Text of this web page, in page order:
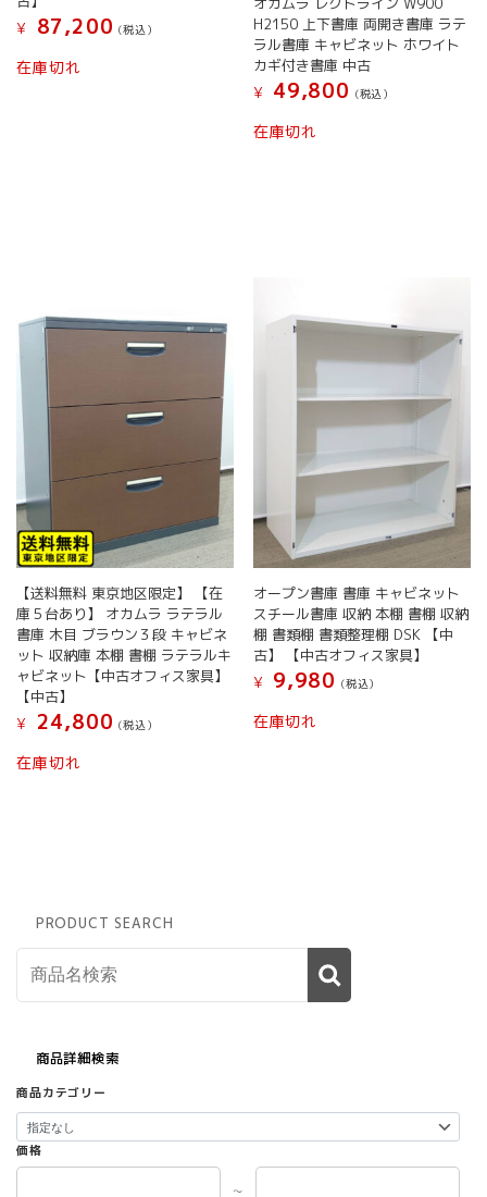
¥
87,200 (税込）
在庫切れ
H2150 上下書庫 両開き書庫 ラテ
ラル書庫 キャビネット ホワイト
カギ付き書庫 中古
¥
49,800 (税込）
在庫切れ
【送料無料 東京地区限定】 【在
庫５台あり】 オカムラ ラテラル
書庫 木目 ブラウン３段 キャビネ
ット 収納庫 本棚 書棚 ラテラルキ
ャビネット【中古オフィス家具】
【中古】
¥
24,800 (税込）
在庫切れ
オープン書庫 書庫 キャビネット
スチール書庫 収納 本棚 書棚 収納
棚 書類棚 書類整理棚 DSK 【中
古】 【中古オフィス家具】
¥
9,980 (税込）
在庫切れ
PRODUCT SEARCH
商品詳細検索
商品カテゴリー
価格
～